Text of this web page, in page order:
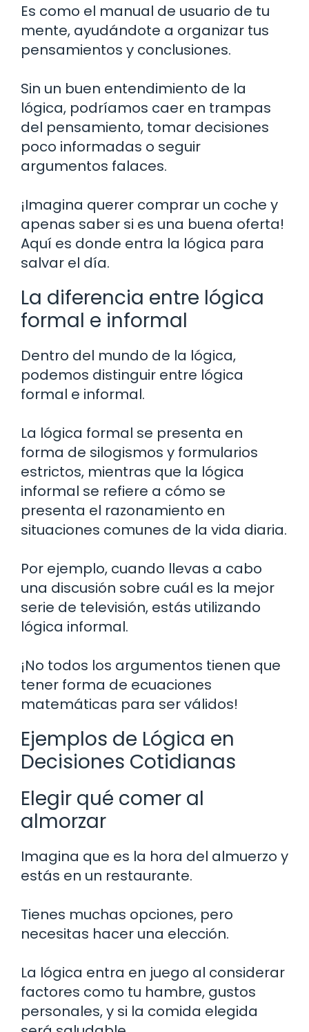
Es como el manual de usuario de tu
mente, ayudándote a organizar tus
pensamientos y conclusiones.
Sin un buen entendimiento de la
lógica, podríamos caer en trampas
del pensamiento, tomar decisiones
poco informadas o seguir
argumentos falaces.
¡Imagina querer comprar un coche y
apenas saber si es una buena oferta!
Aquí es donde entra la lógica para
salvar el día.
La diferencia entre lógica
formal e informal
Dentro del mundo de la lógica,
podemos distinguir entre lógica
formal e informal.
La lógica formal se presenta en
forma de silogismos y formularios
estrictos, mientras que la lógica
informal se refiere a cómo se
presenta el razonamiento en
situaciones comunes de la vida diaria.
Por ejemplo, cuando llevas a cabo
una discusión sobre cuál es la mejor
serie de televisión, estás utilizando
lógica informal.
¡No todos los argumentos tienen que
tener forma de ecuaciones
matemáticas para ser válidos!
Ejemplos de Lógica en
Decisiones Cotidianas
Elegir qué comer al
almorzar
Imagina que es la hora del almuerzo y
estás en un restaurante.
Tienes muchas opciones, pero
necesitas hacer una elección.
La lógica entra en juego al considerar
factores como tu hambre, gustos
personales, y si la comida elegida